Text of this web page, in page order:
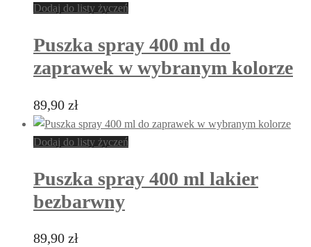
Dodaj do listy życzeń
Puszka spray 400 ml do
zaprawek w wybranym kolorze
89,90 zł
Dodaj do listy życzeń
Puszka spray 400 ml lakier
bezbarwny
89,90 zł